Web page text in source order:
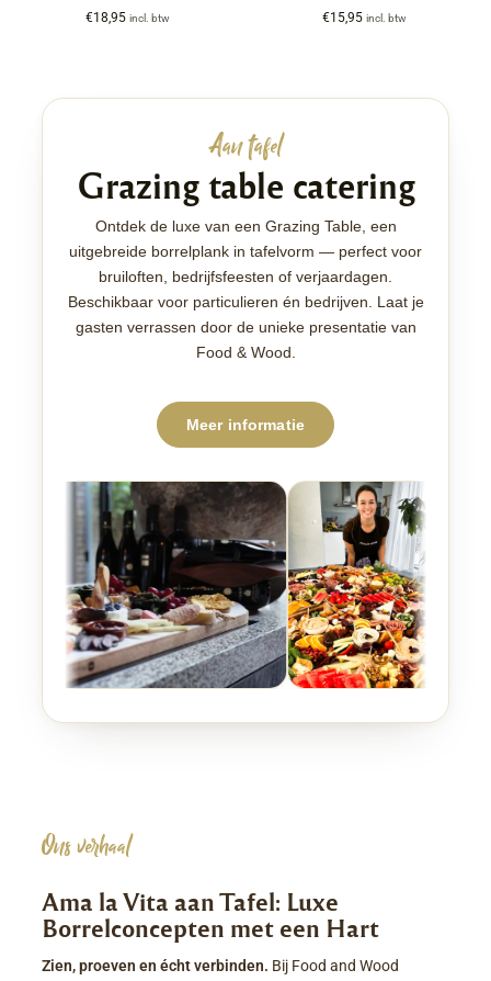
€18,95 incl. btw €15,95 incl. btw
Aan tafel
Grazing table catering
Ontdek de luxe van een Grazing Table, een
uitgebreide borrelplank in tafelvorm — perfect voor
bruiloften, bedrijfsfeesten of verjaardagen.
Beschikbaar voor particulieren én bedrijven. Laat je
gasten verrassen door de unieke presentatie van
Food & Wood.
Meer informatie
Ons verhaal
Ama la Vita aan Tafel: Luxe
Borrelconcepten met een Hart
Zien, proeven en écht verbinden. Bij Food and Wood